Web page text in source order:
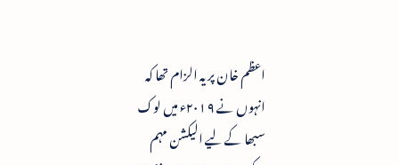
اعظم خان پر یہ الزام تھا کہ
انہوں نے ۲۰۱۹ء میں لوک
سبھا کے لیے الیکشن مہم